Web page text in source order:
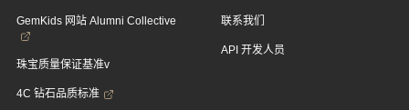
GemKids 网站 Alumni Collective
珠宝质量保证基准v
4C 钻石品质标准
联系我们
API 开发人员